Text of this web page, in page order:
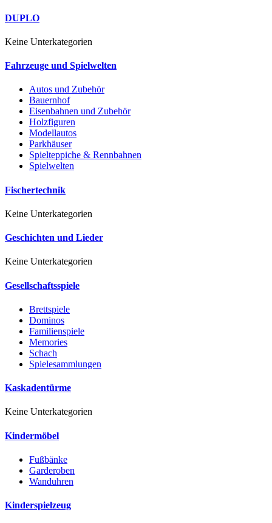
DUPLO
Keine Unterkategorien
Fahrzeuge und Spielwelten
Autos und Zubehör
Bauernhof
Eisenbahnen und Zubehör
Holzfiguren
Modellautos
Parkhäuser
Spielteppiche & Rennbahnen
Spielwelten
Fischertechnik
Keine Unterkategorien
Geschichten und Lieder
Keine Unterkategorien
Gesellschaftsspiele
Brettspiele
Dominos
Familienspiele
Memories
Schach
Spielesammlungen
Kaskadentürme
Keine Unterkategorien
Kindermöbel
Fußbänke
Garderoben
Wanduhren
Kinderspielzeug